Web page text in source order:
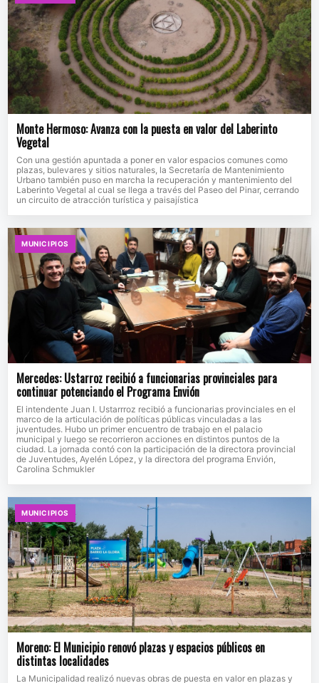
Monte Hermoso: Avanza con la puesta en valor del Laberinto
Vegetal
Con una gestión apuntada a poner en valor espacios comunes como
plazas, bulevares y sitios naturales, la Secretaría de Mantenimiento
Urbano también puso en marcha la recuperación y mantenimiento del
Laberinto Vegetal al cual se llega a través del Paseo del Pinar, cerrando
un circuito de atracción turística y paisajística
MUNICIPIOS
Mercedes: Ustarroz recibió a funcionarias provinciales para
continuar potenciando el Programa Envión
El intendente Juan I. Ustarrroz recibió a funcionarias provinciales en el
marco de la articulación de políticas públicas vinculadas a las
juventudes. Hubo un primer encuentro de trabajo en el palacio
municipal y luego se recorrieron acciones en distintos puntos de la
ciudad. La jornada contó con la participación de la directora provincial
de Juventudes, Ayelén López, y la directora del programa Envión,
Carolina Schmukler
MUNICIPIOS
Moreno: El Municipio renovó plazas y espacios públicos en
distintas localidades
La Municipalidad realizó nuevas obras de puesta en valor en plazas y